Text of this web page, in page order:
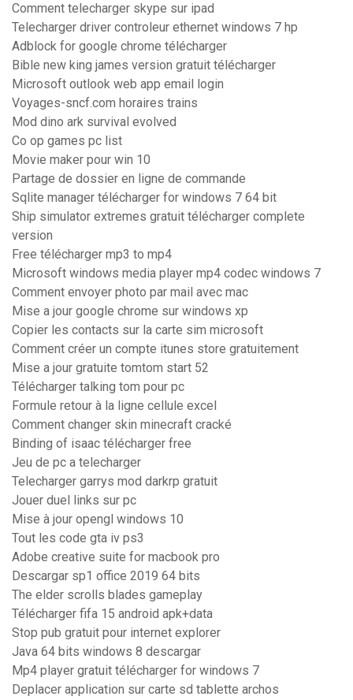
Comment telecharger skype sur ipad
Telecharger driver controleur ethernet windows 7 hp
Adblock for google chrome télécharger
Bible new king james version gratuit télécharger
Microsoft outlook web app email login
Voyages-sncf.com horaires trains
Mod dino ark survival evolved
Co op games pc list
Movie maker pour win 10
Partage de dossier en ligne de commande
Sqlite manager télécharger for windows 7 64 bit
Ship simulator extremes gratuit télécharger complete
version
Free télécharger mp3 to mp4
Microsoft windows media player mp4 codec windows 7
Comment envoyer photo par mail avec mac
Mise a jour google chrome sur windows xp
Copier les contacts sur la carte sim microsoft
Comment créer un compte itunes store gratuitement
Mise a jour gratuite tomtom start 52
Télécharger talking tom pour pc
Formule retour à la ligne cellule excel
Comment changer skin minecraft cracké
Binding of isaac télécharger free
Jeu de pc a telecharger
Telecharger garrys mod darkrp gratuit
Jouer duel links sur pc
Mise à jour opengl windows 10
Tout les code gta iv ps3
Adobe creative suite for macbook pro
Descargar sp1 office 2019 64 bits
The elder scrolls blades gameplay
Télécharger fifa 15 android apk+data
Stop pub gratuit pour internet explorer
Java 64 bits windows 8 descargar
Mp4 player gratuit télécharger for windows 7
Deplacer application sur carte sd tablette archos